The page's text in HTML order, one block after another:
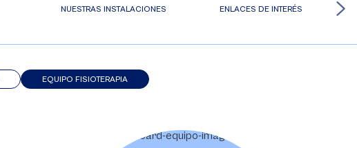
NUESTRAS INSTALACIONES ENLACES DE INTERÉS
EQUIPO FISIOTERAPIA